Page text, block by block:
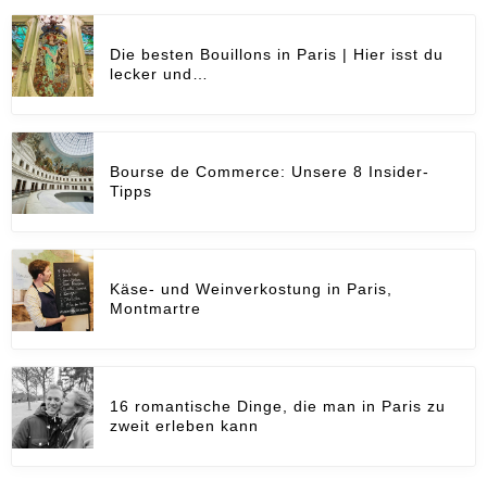
Die besten Bouillons in Paris | Hier isst du
lecker und…
Bourse de Commerce: Unsere 8 Insider-
Tipps
Käse- und Weinverkostung in Paris,
Montmartre
16 romantische Dinge, die man in Paris zu
zweit erleben kann